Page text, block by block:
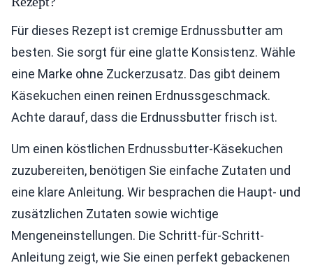
Für dieses Rezept ist cremige Erdnussbutter am
besten. Sie sorgt für eine glatte Konsistenz. Wähle
eine Marke ohne Zuckerzusatz. Das gibt deinem
Käsekuchen einen reinen Erdnussgeschmack.
Achte darauf, dass die Erdnussbutter frisch ist.
Um einen köstlichen Erdnussbutter-Käsekuchen
zuzubereiten, benötigen Sie einfache Zutaten und
eine klare Anleitung. Wir besprachen die Haupt- und
zusätzlichen Zutaten sowie wichtige
Mengeneinstellungen. Die Schritt-für-Schritt-
Anleitung zeigt, wie Sie einen perfekt gebackenen